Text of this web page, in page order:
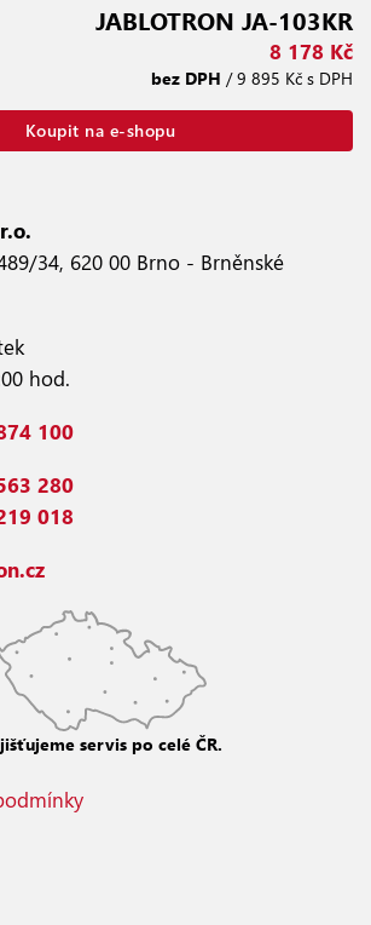
JABLOTRON JA-103KR
8 178 Kč
bez DPH / 9 895 Kč s DPH
Koupit na e-shopu
34, 620 00 Brno - Brněnské
hod.
100
280
018
servis po celé ČR.